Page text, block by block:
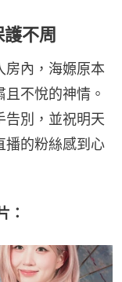
不周
房內，海嫄原本
不悅的神情。
告別，並祝明天
播的粉絲感到心
：